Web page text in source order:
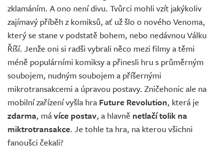
zklamáním. A ono není divu. Tvůrci mohli vzít jakýkoliv
zajímavý příběh z komiksů, ať už šlo o nového Venoma,
který se stane v podstatě bohem, nebo nedávnou Válku
Říší. Jenže oni si radši vybrali něco mezi filmy a těmi
méně populárními komiksy a přinesli hru s průměrným
soubojem, nudným soubojem a příšernými
mikrotransakcemi a úpravou postavy. Zničehonic ale na
mobilní zařízení vyšla hra Future Revolution, která je
zdarma, mávíce postav, a hlavně netlačí tolik na
miktrotransakce. Je tohle ta hra, na kterou všichni
fanoušci čekali?